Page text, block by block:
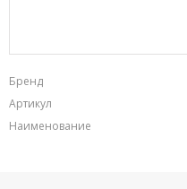
Бренд
Артикул
Наименование